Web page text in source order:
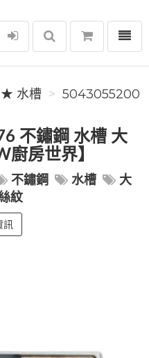
選單
★ 水槽 5043055200
不鏽鋼 水槽 大
廚房世界】
不鏽鋼 水槽
大
紋
訊